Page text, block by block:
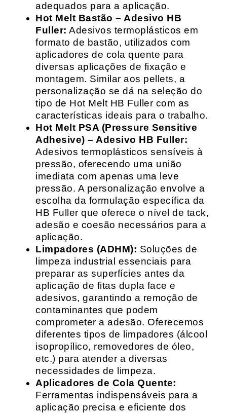
adequados para a aplicação.
Hot Melt Bastão – Adesivo HB
Fuller: Adesivos termoplásticos em
formato de bastão, utilizados com
aplicadores de cola quente para
diversas aplicações de fixação e
montagem. Similar aos pellets, a
personalização se dá na seleção do
tipo de Hot Melt HB Fuller com as
características ideais para o trabalho.
Hot Melt PSA (Pressure Sensitive
Adhesive) – Adesivo HB Fuller:
Adesivos termoplásticos sensíveis à
pressão, oferecendo uma união
imediata com apenas uma leve
pressão. A personalização envolve a
escolha da formulação específica da
HB Fuller que oferece o nível de tack,
adesão e coesão necessários para a
aplicação.
Limpadores (ADHM): Soluções de
limpeza industrial essenciais para
preparar as superfícies antes da
aplicação de fitas dupla face e
adesivos, garantindo a remoção de
contaminantes que podem
comprometer a adesão. Oferecemos
diferentes tipos de limpadores (álcool
isopropílico, removedores de óleo,
etc.) para atender a diversas
necessidades de limpeza.
Aplicadores de Cola Quente:
Ferramentas indispensáveis para a
aplicação precisa e eficiente dos